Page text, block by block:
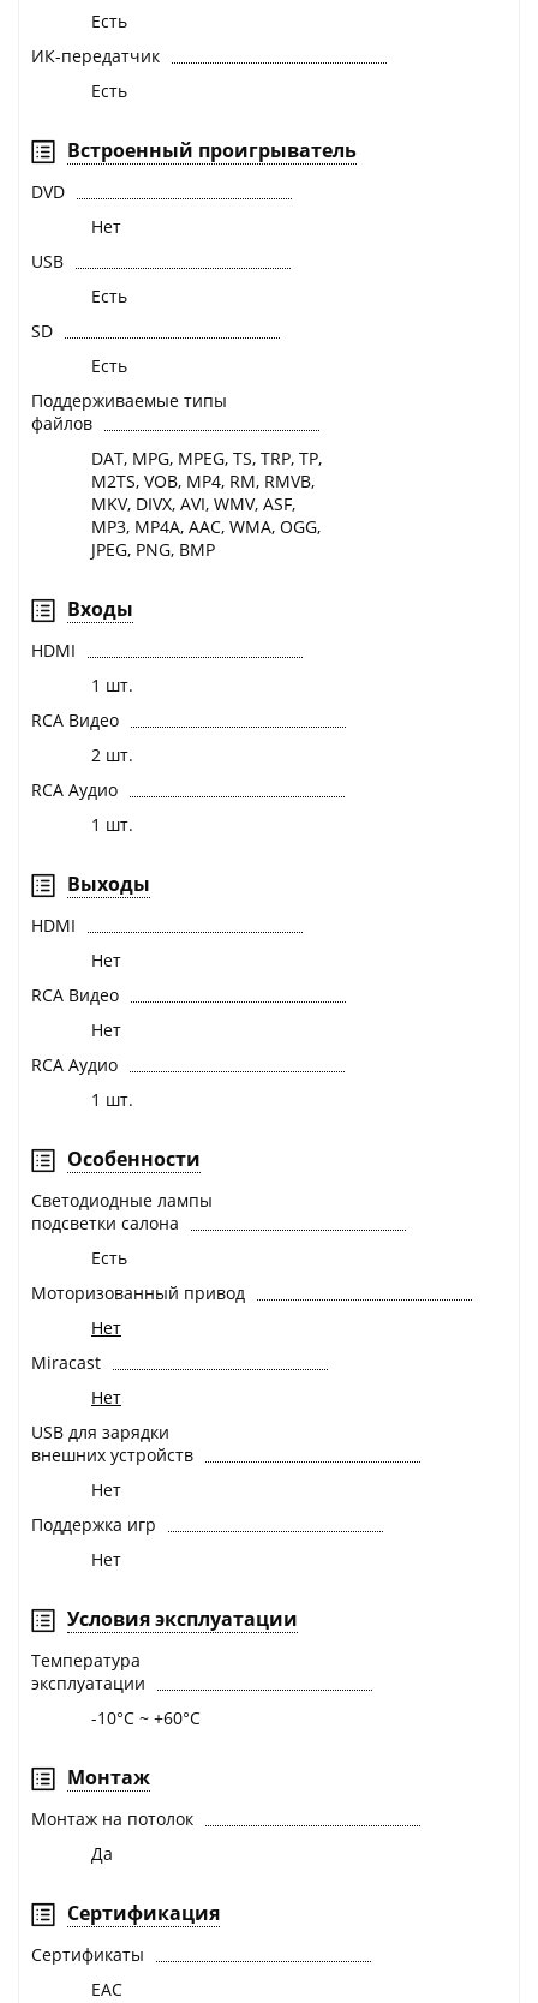
Есть
ИК-передатчик
Есть
Встроенный проигрыватель
DVD
Нет
USB
Есть
SD
Есть
Поддерживаемые типы
файлов
DAT, MPG, MPEG, TS, TRP, TP,
M2TS, VOB, MP4, RM, RMVB,
MKV, DIVX, AVI, WMV, ASF,
MP3, MP4A, AAC, WMA, OGG,
JPEG, PNG, BMP
Входы
HDMI
1 шт.
RCA Видео
2 шт.
RCA Аудио
1 шт.
Выходы
HDMI
Нет
RCA Видео
Нет
RCA Аудио
1 шт.
Особенности
Светодиодные лампы
подсветки салона
Есть
Моторизованный привод
Нет
Miracast
Нет
USB для зарядки
внешних устройств
Нет
Поддержка игр
Нет
Условия эксплуатации
Температура
эксплуатации
-10°C ~ +60°C
Монтаж
Монтаж на потолок
Да
Сертификация
Сертификаты
EAC